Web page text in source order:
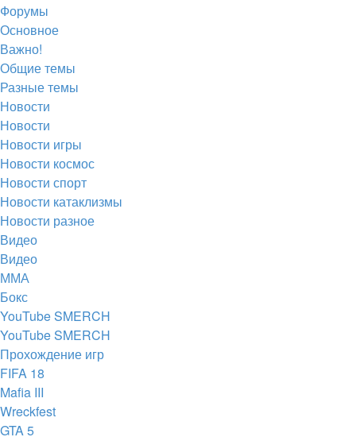
вкладке)
вкладке)
новой
вкладке)
в
новой
вкладке)
(Откроется
в
новой
вкладке)
Форумы
Основное
Важно!
Общие темы
Разные темы
Новости
Новости
Новости игры
Новости космос
Новости спорт
Новости катаклизмы
Новости разное
Видео
Видео
ММА
Бокс
YouTube SMERCH
YouTube SMERCH
Прохождение игр
FIFA 18
Mafia III
Wreckfest
GTA 5